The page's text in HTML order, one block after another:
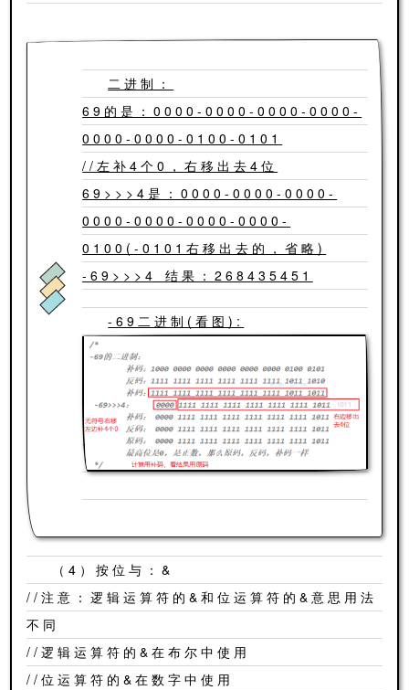
二进制：
69的是：0000-0000-0000-0000-
0000-0000-0100-0101
//左补4个0，右移出去4位
69>>>4是：0000-0000-0000-
0000-0000-0000-0000-
0100(-0101右移出去的，省略)
-69>>>4 结果：268435451
-69二进制(看图):
（4）按位与：&
//注意：逻辑运算符的&和位运算符的&意思用法
不同
//逻辑运算符的&在布尔中使用
//位运算符的&在数字中使用